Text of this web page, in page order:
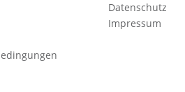
Datenschutz
Impressum